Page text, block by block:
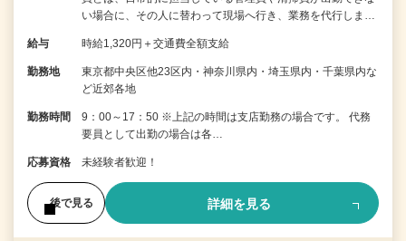
い場合に、その人に替わって現場へ行き、業務を代行しま…
給与 時給1,320円＋交通費全額支給
勤務地
東京都中央区他23区内・神奈川県内・埼玉県内・千葉県内な
ど近郊各地
勤務時間
9：00～17：50 ※上記の時間は支店勤務の場合です。 代務
要員として出勤の場合は各…
応募資格 未経験者歓迎！
後で見る 詳細を見る